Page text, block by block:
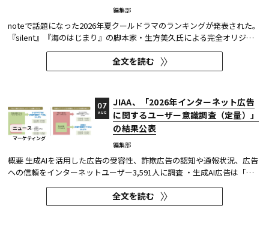
編集部
noteで話題になった2026年夏クールドラマのランキングが発表された。
『silent』『海のはじまり』の脚本家・生方美久氏による完全オリジナ
ル作品で、蒼井優が18年ぶりに地上波連続ドラマの主演を務めた『Tシ
ャツが乾くまで』が第1位に輝いた。 また今回、Netflixの『ガス人間』
が3位にランクイン。春クールの『九条の大罪』に続き、2クール...
全文を読む
ニュース
マーケティング
JIAA、「2026年インターネット広告
に関するユーザー意識調査（定量）」
の結果公表
編集部
07
AUG
概要 生成AIを活用した広告の受容性、詐欺広告の認知や通報状況、広告
への信頼をインターネットユーザー3,591人に調査 ・生成AI広告は「条
件が整えば活用してよい」が52.0%。AI活用の明示や権利処理など、透
明性への配慮が受容の前提になる。 ・詐欺広告は各タイプとも70％の認
知があり、過去1年以内の接触経験は10～20％台。一方、通報経...
全文を読む